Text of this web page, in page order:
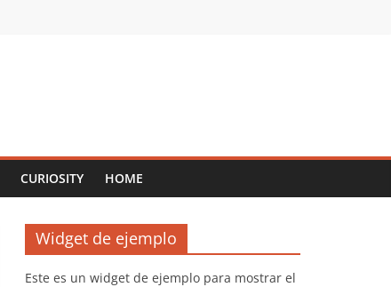
CURIOSITY HOME
Widget de ejemplo
Este es un widget de ejemplo para mostrar el